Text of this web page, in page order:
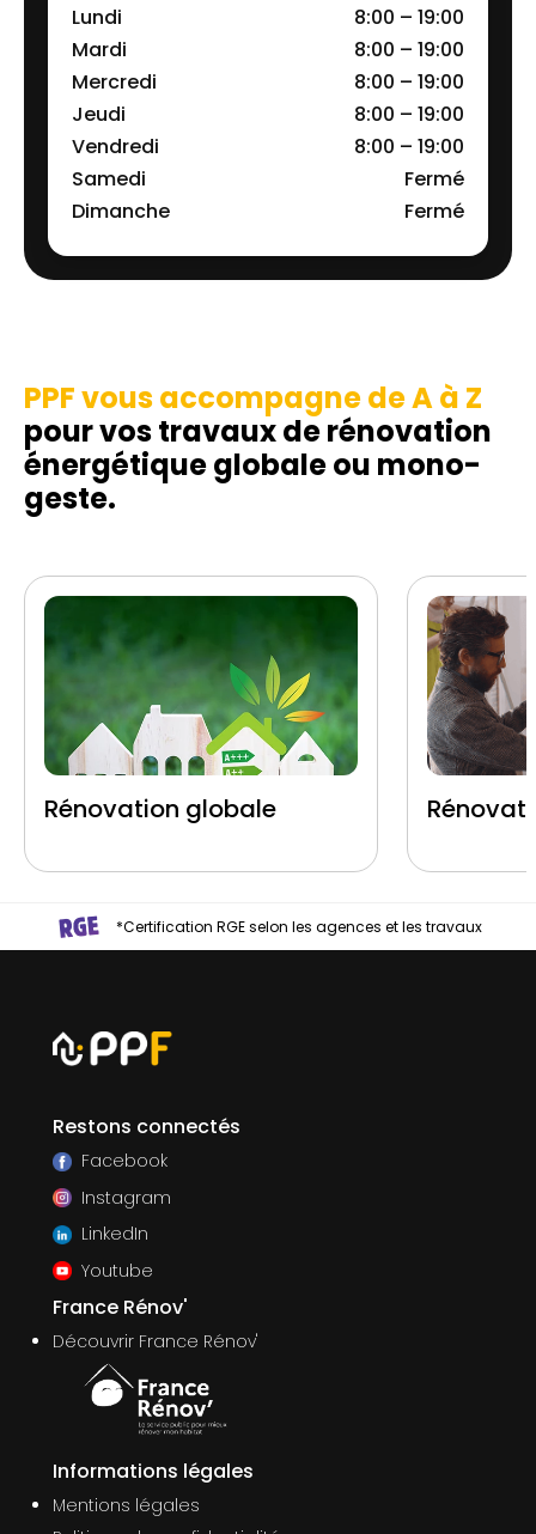
Lundi
8:00 – 19:00
Mardi
8:00 – 19:00
Mercredi
8:00 – 19:00
Jeudi
8:00 – 19:00
Vendredi
8:00 – 19:00
Samedi
Fermé
Dimanche
Fermé
PPF vous accompagne de A à Z
pour vos travaux de rénovation
énergétique globale ou mono-
geste.
Rénovation globale
*Certification RGE selon les agences et les travaux
Restons connectés
Facebook
Instagram
LinkedIn
Youtube
France Rénov'
Découvrir France Rénov'
Informations légales
Mentions légales